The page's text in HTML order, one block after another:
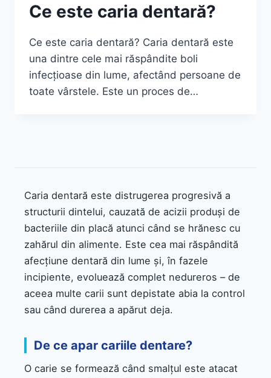
Ce este caria dentară?
Ce este caria dentară? Caria dentară este
una dintre cele mai răspândite boli
infecțioase din lume, afectând persoane de
toate vârstele. Este un proces de…
Caria dentară este distrugerea progresivă a
structurii dintelui, cauzată de acizii produși de
bacteriile din placă atunci când se hrănesc cu
zahărul din alimente. Este cea mai răspândită
afecțiune dentară din lume și, în fazele
incipiente, evoluează complet nedureros – de
aceea multe carii sunt depistate abia la control
sau când durerea a apărut deja.
De ce apar cariile dentare?
O carie se formează când smalțul este atacat